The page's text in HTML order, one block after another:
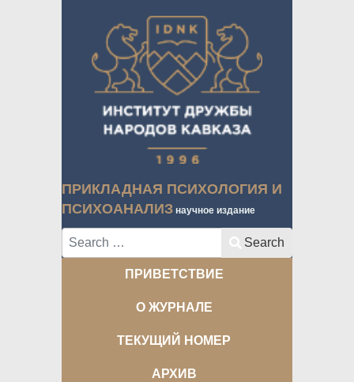
ПРИКЛАДНАЯ ПСИХОЛОГИЯ И
ПСИХОАНАЛИЗ научное издание
Search Search
ПРИВЕТСТВИЕ
О ЖУРНАЛЕ
ТЕКУЩИЙ НОМЕР
АРХИВ